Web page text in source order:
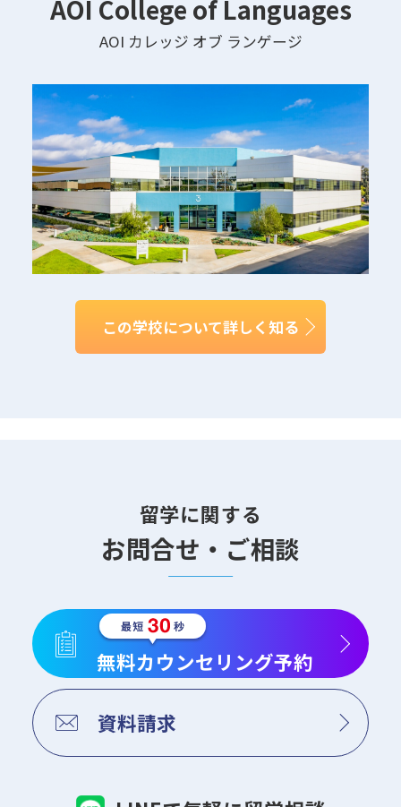
AOI College of Languages
AOI カレッジ オブ ランゲージ
この学校について詳しく知る
留学に関する
お問合せ・ご相談
無料カウンセリング予約
資料請求